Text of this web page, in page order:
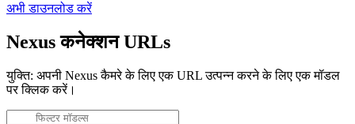
अभी डाउनलोड करें
Nexus कनेक्शन URLs
युक्ति: अपनी Nexus कैमरे के लिए एक URL उत्पन्न करने के लिए एक मॉडल
पर क्लिक करें।